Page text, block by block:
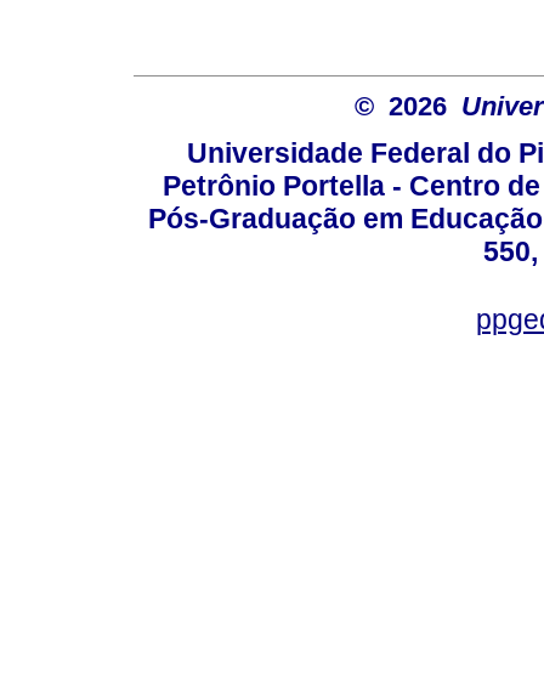
© 2026
Universidade Federal do
Petrônio Portella - Centro
Pós-Graduação em